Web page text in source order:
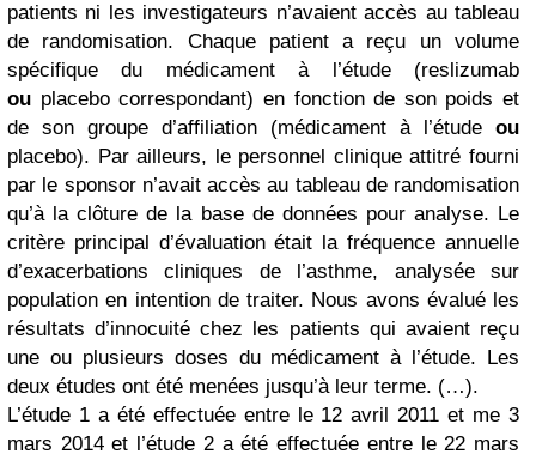
patients ni les investigateurs n’avaient accès au tableau
de randomisation. Chaque patient a reçu un volume
spécifique du médicament à l’étude (reslizumab
ou placebo correspondant) en fonction de son poids et
de son groupe d’affiliation (médicament à l’étude ou
placebo). Par ailleurs, le personnel clinique attitré fourni
par le sponsor n’avait accès au tableau de randomisation
qu’à la clôture de la base de données pour analyse. Le
critère principal d’évaluation était la fréquence annuelle
d’exacerbations cliniques de l’asthme, analysée sur
population en intention de traiter. Nous avons évalué les
résultats d’innocuité chez les patients qui avaient reçu
une ou plusieurs doses du médicament à l’étude. Les
deux études ont été menées jusqu’à leur terme. (…).
L’étude 1 a été effectuée entre le 12 avril 2011 et me 3
mars 2014 et l’étude 2 a été effectuée entre le 22 mars